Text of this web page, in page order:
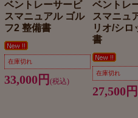
ベントレーサービ
スマニュアル ゴル
フ2 整備書
在庫切れ
33,000円 (税込)
ベントレ
スマニュ
リオ/シロ
書
在庫切れ
27,500円